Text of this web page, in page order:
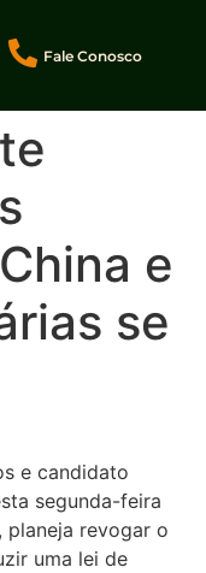
Fale Conosco
e
se
e candidato
segunda-feira
planeja revogar o
uma lei de